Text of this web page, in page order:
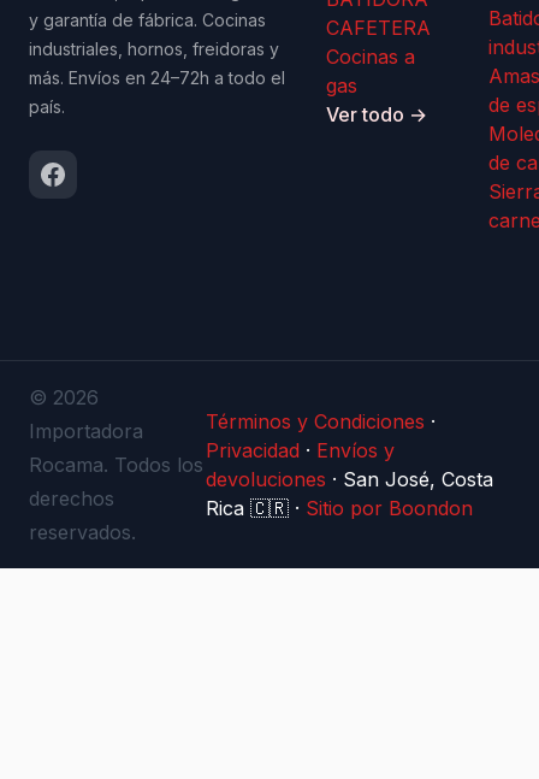
y garantía de fábrica. Cocinas
industriales, hornos, freidoras y
más. Envíos en 24–72h a todo el
país.
CAFETERA
Cocinas a
gas
Ver todo →
de
de
© 2026
Importadora
Rocama. Todos los
derechos
reservados.
Términos y Condiciones ·
Privacidad · Envíos y
devoluciones · San José, Costa
Rica 🇨🇷 · Sitio por Boondon